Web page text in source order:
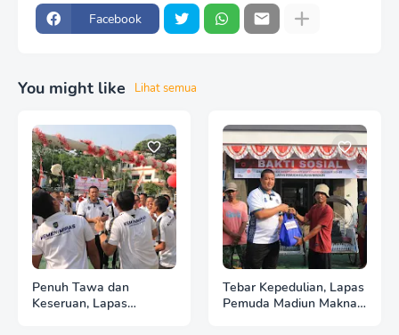
Facebook
You might like Lihat semua
Penuh Tawa dan
Keseruan, Lapas
Tebar Kepedulian, Lapas
Pemuda Madiun Maknai